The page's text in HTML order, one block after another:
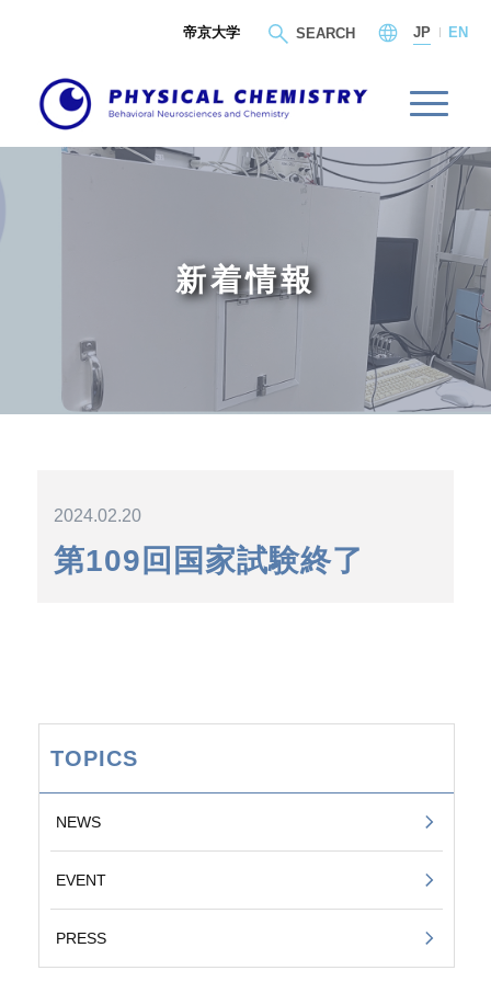
帝京大学 SEARCH JP EN
新着情報
第109回国家試験終了
2024.02.20
TOPICS
NEWS
EVENT
PRESS